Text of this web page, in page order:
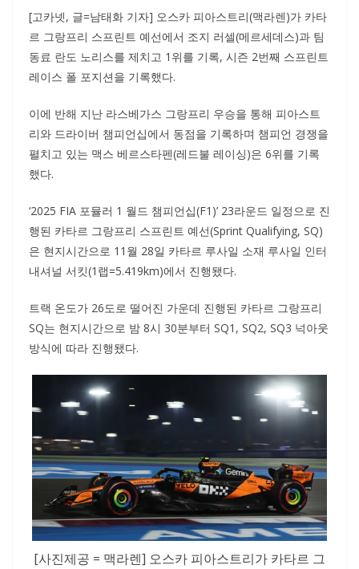
[고카넷, 글=남태화 기자] 오스카 피아스트리(맥라렌)가 카타
르 그랑프리 스프린트 예선에서 조지 러셀(메르세데스)과 팀
동료 란도 노리스를 제치고 1위를 기록, 시즌 2번째 스프린트
레이스 폴 포지션을 기록했다.
이에 반해 지난 라스베가스 그랑프리 우승을 통해 피아스트
리와 드라이버 챔피언십에서 동점을 기록하며 챔피언 경쟁을
펼치고 있는 맥스 베르스타펜(레드불 레이싱)은 6위를 기록
했다.
‘2025 FIA 포뮬러 1 월드 챔피언십(F1)’ 23라운드 일정으로 진
행된 카타르 그랑프리 스프린트 예선(Sprint Qualifying, SQ)
은 현지시간으로 11월 28일 카타르 루사일 소재 루사일 인터
내셔널 서킷(1랩=5.419km)에서 진행됐다.
트랙 온도가 26도로 떨어진 가운데 진행된 카타르 그랑프리
SQ는 현지시간으로 밤 8시 30분부터 SQ1, SQ2, SQ3 넉아웃
방식에 따라 진행됐다.
[사진제공 = 맥라렌] 오스카 피아스트리가 카타르 그